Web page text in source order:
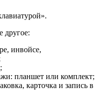
другое:
инвойсе,
планшет или комплект;
карточка и запись в